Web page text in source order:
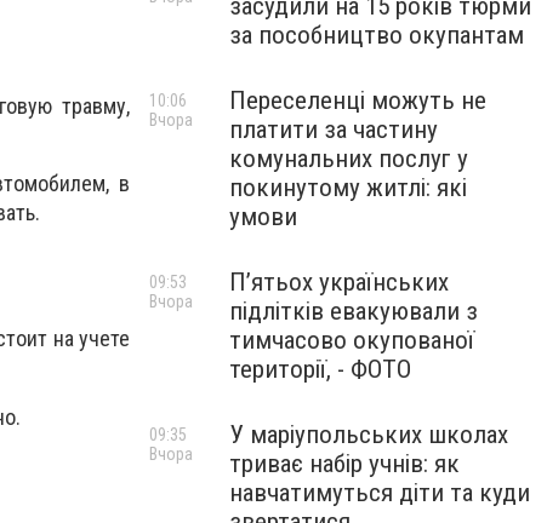
травму,
в
на учете
засудили на 15 років тюрми
за пособництво окупантам
Переселенці можуть не
платити за частину
комунальних послуг у
покинутому житлі: які
умови
10:06
Вчора
П’ятьох українських
підлітків евакуювали з
тимчасово окупованої
території, - ФОТО
09:53
Вчора
У маріупольських школах
триває набір учнів: як
навчатимуться діти та куди
09:35
Вчора